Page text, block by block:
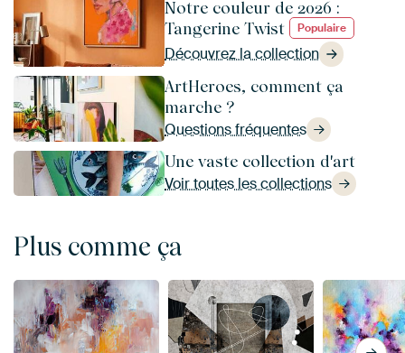
Notre couleur de 2026 :
Tangerine Twist
Populaire
Découvrez la collection
ArtHeroes, comment ça
marche ?
Questions fréquentes
Une vaste collection d'art
Voir toutes les collections
Plus comme ça